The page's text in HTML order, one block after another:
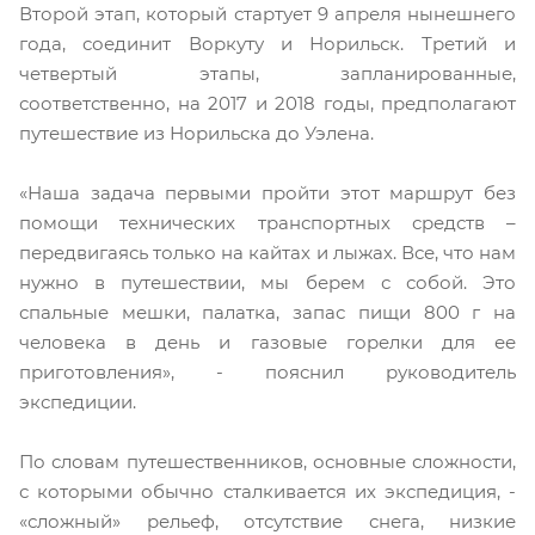
Второй этап, который стартует 9 апреля нынешнего
года, соединит Воркуту и Норильск. Третий и
четвертый этапы, запланированные,
соответственно, на 2017 и 2018 годы, предполагают
путешествие из Норильска до Уэлена.
«Наша задача первыми пройти этот маршрут без
помощи технических транспортных средств –
передвигаясь только на кайтах и лыжах. Все, что нам
нужно в путешествии, мы берем с собой. Это
спальные мешки, палатка, запас пищи 800 г на
человека в день и газовые горелки для ее
приготовления», - пояснил руководитель
экспедиции.
По словам путешественников, основные сложности,
с которыми обычно сталкивается их экспедиция, -
«сложный» рельеф, отсутствие снега, низкие